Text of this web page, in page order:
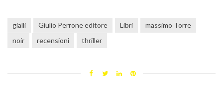
gialli Giulio Perrone editore Libri
massimo Torre
noir
recensioni thriller